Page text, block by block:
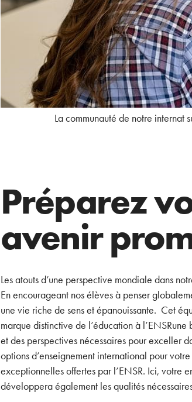
La communauté de notre internat
Préparez
avenir
Les atouts d’une perspective mondiale dans
En encourageant nos élèves à penser
une vie riche de sens et épanouissante. Cet
marque distinctive de l’éducation à
et des perspectives nécessaires pour exceller
options d’enseignement international pour
exceptionnelles offertes par l’ENSR. Ici, votre
développera également les qualités